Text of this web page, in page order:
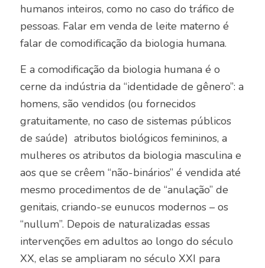
humanos inteiros, como no caso do tráfico de
pessoas. Falar em venda de leite materno é
falar de comodificação da biologia humana.
E a comodificação da biologia humana é o
cerne da indústria da “identidade de gênero”: a
homens, são vendidos (ou fornecidos
gratuitamente, no caso de sistemas públicos
de saúde) atributos biológicos femininos, a
mulheres os atributos da biologia masculina e
aos que se crêem “não-binários” é vendida até
mesmo procedimentos de de “anulação” de
genitais, criando-se eunucos modernos – os
“nullum”. Depois de naturalizadas essas
intervenções em adultos ao longo do século
XX, elas se ampliaram no século XXI para